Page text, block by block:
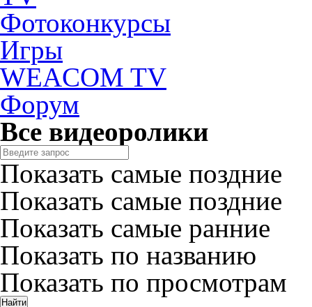
Фотоконкурсы
Игры
WEACOM TV
Форум
Все видеоролики
Показать самые поздние
Показать самые поздние
Показать самые ранние
Показать по названию
Показать по просмотрам